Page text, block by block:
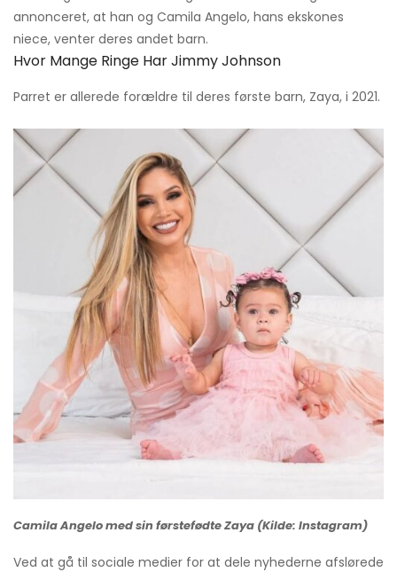
annonceret, at han og Camila Angelo, hans ekskones
niece, venter deres andet barn.
Hvor Mange Ringe Har Jimmy Johnson
Parret er allerede forældre til deres første barn, Zaya, i 2021.
Camila Angelo med sin førstefødte Zaya (Kilde: Instagram)
Ved at gå til sociale medier for at dele nyhederne afslørede